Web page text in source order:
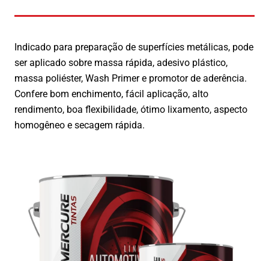
Indicado para preparação de superfícies metálicas, pode
ser aplicado sobre massa rápida, adesivo plástico,
massa poliéster, Wash Primer e promotor de aderência.
Confere bom enchimento, fácil aplicação, alto
rendimento, boa flexibilidade, ótimo lixamento, aspecto
homogêneo e secagem rápida.